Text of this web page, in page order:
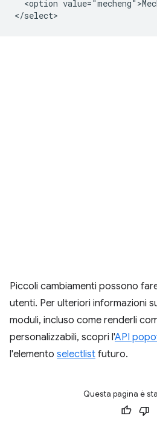
<option
Piccoli cambiamenti possono
utenti. Per ulteriori informazioni
moduli, incluso come renderli
personalizzabili, scopri l'API
l'elemento selectlist futuro.
Questa pagina è